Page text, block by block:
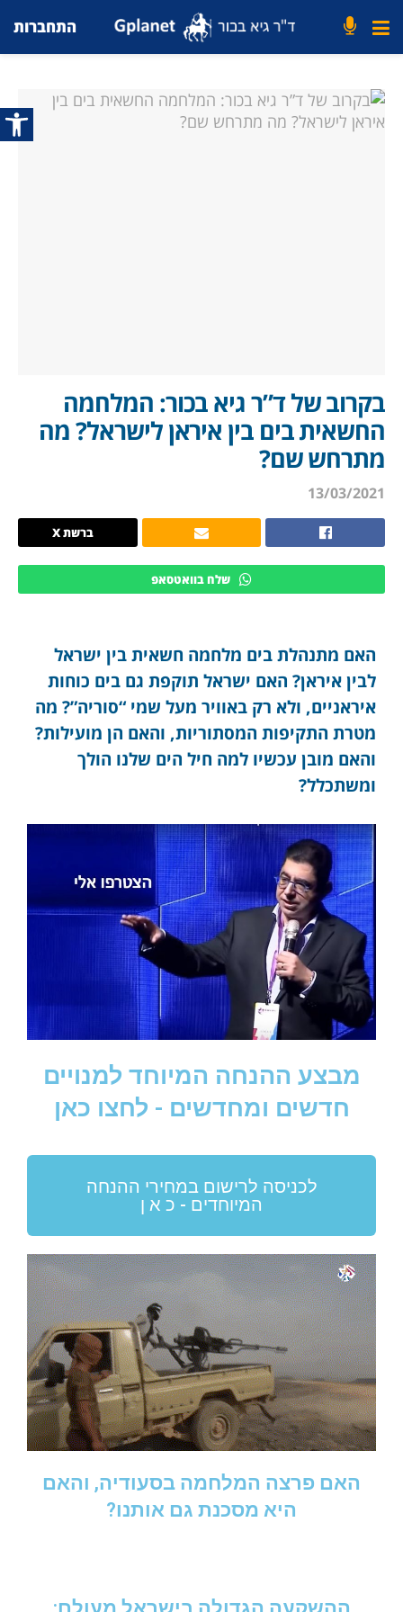
פתח
התחברות
בקרוב של ד”ר גיא בכור: המלחמה
החשאית בים בין איראן לישראל? מה
מתרחש שם?
13/03/2021
ברשת X
שלח בוואטסאפ
האם מתנהלת בים מלחמה חשאית בין ישראל
לבין איראן? האם ישראל תוקפת גם בים כוחות
איראניים, ולא רק באוויר מעל שמי “סוריה”? מה
מטרת התקיפות המסתוריות, והאם הן מועילות?
והאם מובן עכשיו למה חיל הים שלנו הולך
ומשתכלל?
מבצע ההנחה המיוחד למנויים
חדשים ומחדשים - לחצו כאן
לכניסה לרישום במחירי ההנחה
המיוחדים - כ א ן
האם פרצה המלחמה בסעודיה, והאם
היא מסכנת גם אותנו?